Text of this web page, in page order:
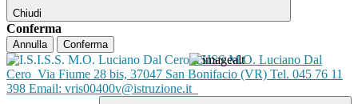
Chiudi
Conferma
Annulla Conferma
ISISS M.O. Luciano Dal
Cero Via Fiume 28 bis, 37047 San Bonifacio (VR) Tel. 045 76 11
398 Email: vris00400v@istruzione.it